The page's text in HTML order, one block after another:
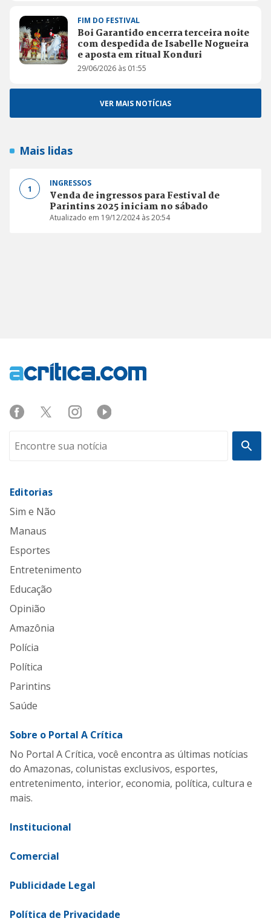
FIM DO FESTIVAL
Boi Garantido encerra terceira noite
com despedida de Isabelle Nogueira
e aposta em ritual Konduri
29/06/2026 às 01:55
VER MAIS NOTÍCIAS
Mais lidas
1
INGRESSOS
Venda de ingressos para Festival de
Parintins 2025 iniciam no sábado
Atualizado em 19/12/2024 às 20:54
Editorias
Sim e Não
Manaus
Esportes
Entretenimento
Educação
Opinião
Amazônia
Polícia
Política
Parintins
Saúde
Sobre o Portal A Crítica
No Portal A Crítica, você encontra as últimas notícias
do Amazonas, colunistas exclusivos, esportes,
entretenimento, interior, economia, política, cultura e
mais.
Institucional
Comercial
Publicidade Legal
Política de Privacidade